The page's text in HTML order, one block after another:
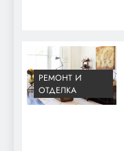
РЕМОНТ И
ОТДЕЛКА